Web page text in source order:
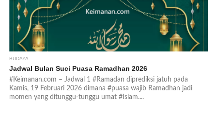
BUDAYA
Jadwal Bulan Suci Puasa Ramadhan 2026
#Keimanan.com – Jadwal 1 #Ramadan diprediksi jatuh pada
Kamis, 19 Februari 2026 dimana #puasa wajib Ramadhan jadi
momen yang ditunggu-tunggu umat #Islam....